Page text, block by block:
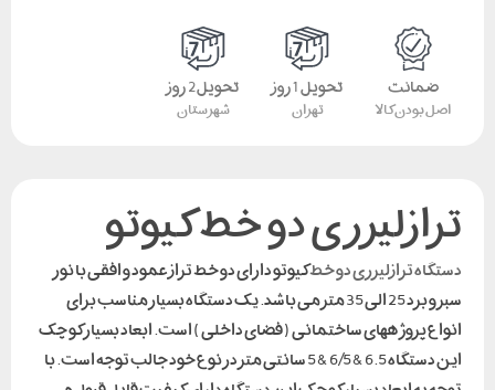
ضمانت
اصل بودن کالا
تحویل 1 روز
تهران
تحویل 2 روز
شهرستان
ترازلیزری دو خط کیوتو
دستگاه ترازلیزری دو خطکیوتو دارای دو خط تراز عمود و افقی با نور
سبز و برد 25 الی 35 متر می باشد. یک دستگاه بسیار مناسب برای
انواع پروژههای ساختمانی ( فضای داخلی ) است. ابعاد بسیار کوچک
این دستگاه 6.5 & 6/5 & 5 سانتی متر در نوع خود جالب توجه است. با